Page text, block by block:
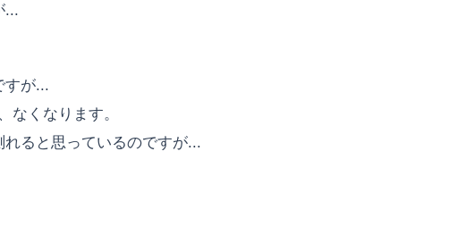
...
すが...
なくなります。
ると思っているのですが...